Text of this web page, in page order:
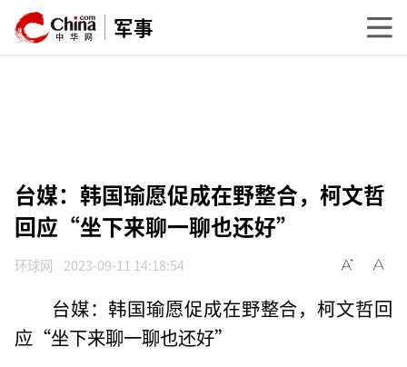
军事
台媒：韩国瑜愿促成在野整合，柯文哲
回应“坐下来聊一聊也还好”
环球网 2023-09-11 14:18:54
台媒：韩国瑜愿促成在野整合，柯文哲回
应“坐下来聊一聊也还好”